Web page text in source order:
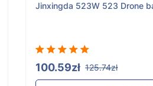
Jinxingda 523W 523 Drone
100.59zł 125.74zł